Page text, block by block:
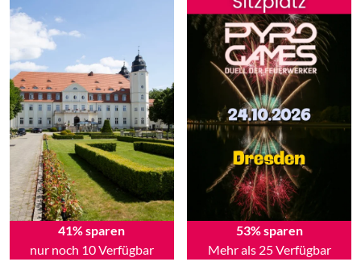
41% sparen
nur noch 10 Verfügbar
53% sparen
Mehr als 25 Verfügbar